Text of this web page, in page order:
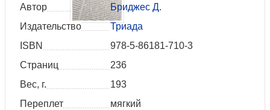
Автор
Бриджес Д.
Издательство
Триада
ISBN
978-5-86181-710-3
Страниц
236
Вес, г.
193
Переплет
мягкий